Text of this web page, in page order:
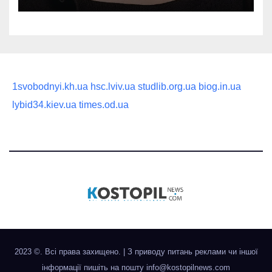
1svobodnyi.kh.ua hsc.lviv.ua studlib.org.ua biog.in.ua
lybid34.kiev.ua times.od.ua
2023 ©. Всі права захищено.
З приводу питань реклами чи іншої
інформації пишіть на пошту info@kostopilnews.com